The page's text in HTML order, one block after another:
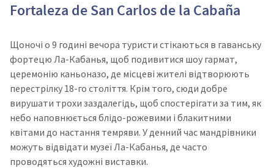
Fortaleza de San Carlos de la Cabaña
Щоночі о 9 годині вечора туристи стікаються в гаванську
фортецю Ла-Кабанья, щоб подивитися шоу гармат,
церемонію каньоназо, де місцеві жителі відтворюють
перестрілку 18-го століття. Крім того, сюди добре
вирушати трохи заздалегідь, щоб спостерігати за тим, як
небо наповнюється блідо-рожевими і блакитними
квітами до настання темряви. У денний час мандрівники
можуть відвідати музеї Ла-Кабанья, де часто
проводяться художні виставки.